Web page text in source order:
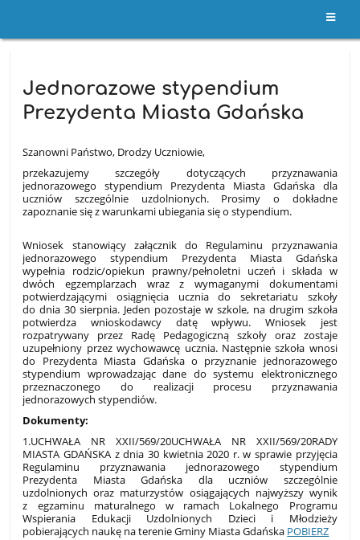
wpisy
Jednorazowe stypendium
Prezydenta Miasta Gdańska
Szanowni Państwo, Drodzy Uczniowie,
przekazujemy szczegóły dotyczących przyznawania
jednorazowego stypendium Prezydenta Miasta Gdańska dla
uczniów szczególnie uzdolnionych. Prosimy o dokładne
zapoznanie się z warunkami ubiegania się o stypendium.
Wniosek stanowiący załącznik do Regulaminu przyznawania
jednorazowego stypendium Prezydenta Miasta Gdańska
wypełnia rodzic/opiekun prawny/pełnoletni uczeń i składa w
dwóch egzemplarzach wraz z wymaganymi dokumentami
potwierdzającymi osiągnięcia ucznia do sekretariatu szkoły
do dnia 30 sierpnia. Jeden pozostaje w szkole, na drugim szkoła
potwierdza wnioskodawcy datę wpływu. Wniosek jest
rozpatrywany przez Radę Pedagogiczną szkoły oraz zostaje
uzupełniony przez wychowawcę ucznia. Następnie szkoła wnosi
do Prezydenta Miasta Gdańska o przyznanie jednorazowego
stypendium wprowadzając dane do systemu elektronicznego
przeznaczonego do realizacji procesu przyznawania
jednorazowych stypendiów.
Dokumenty:
1.UCHWAŁA NR XXII/569/20UCHWAŁA NR XXII/569/20RADY
MIASTA GDAŃSKA z dnia 30 kwietnia 2020 r. w sprawie przyjęcia
Regulaminu przyznawania jednorazowego stypendium
Prezydenta Miasta Gdańska dla uczniów szczególnie
uzdolnionych oraz maturzystów osiągających najwyższy wynik
z egzaminu maturalnego w ramach Lokalnego Programu
Wspierania Edukacji Uzdolnionych Dzieci i Młodzieży
pobierających naukę na terenie Gminy Miasta Gdańska POBIERZ